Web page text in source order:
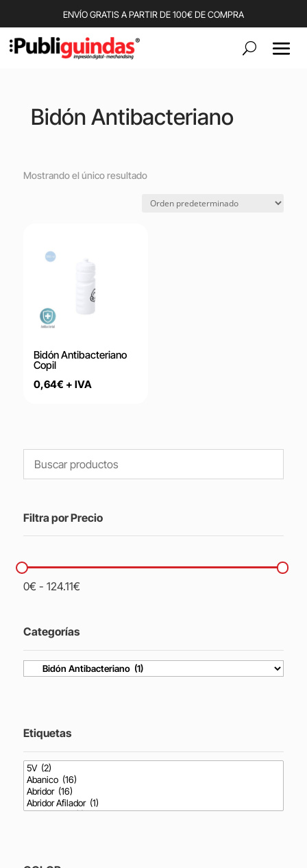
ENVÍO GRATIS A PARTIR DE 100€ DE COMPRA
Bidón Antibacteriano
Mostrando el único resultado
Bidón Antibacteriano
Copil
0,64€ + IVA
Filtra por Precio
0€- 124.11€
Categorías
Etiquetas